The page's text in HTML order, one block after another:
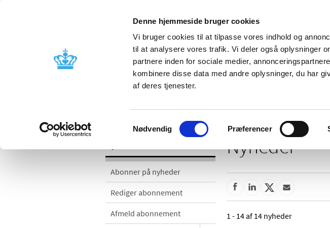
Denne hjemmeside bruger cookies
Vi bruger cookies til at tilpasse vores indhold og
til at analysere vores trafik. Vi deler også oplysninger
partnere inden for sociale medier,
kombinere disse data med andre oplysninger, du har
af deres tjenester.
Samtykkevalg
Nødvendig Præferencer
Godkendelse og
Bivirkninger og
produktinformation
Tilskud og
Abonner på nyheder
Rediger abonnement
Afmeld abonnement
Nyheder
1 - 14 af 14 nyheder